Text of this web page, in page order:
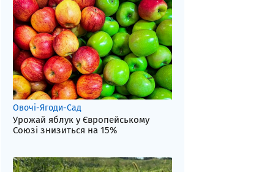
Овочі-Ягоди-Сад
Урожай яблук у Європейському
Союзі знизиться на 15%